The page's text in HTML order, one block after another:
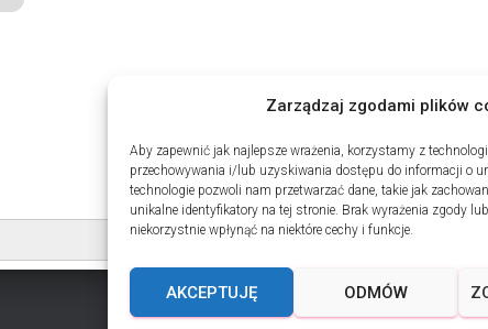
Zarządzaj zgodami plików
Aby zapewnić jak najlepsze wrażenia, korzystamy z
przechowywania i/lub uzyskiwania dostępu do informacji o
technologie pozwoli nam przetwarzać dane, takie jak
unikalne identyfikatory na tej stronie. Brak wyrażenia zgody
niekorzystnie wpłynąć na niektóre cechy i funkcje.
AKCEPTUJĘ ODMÓW